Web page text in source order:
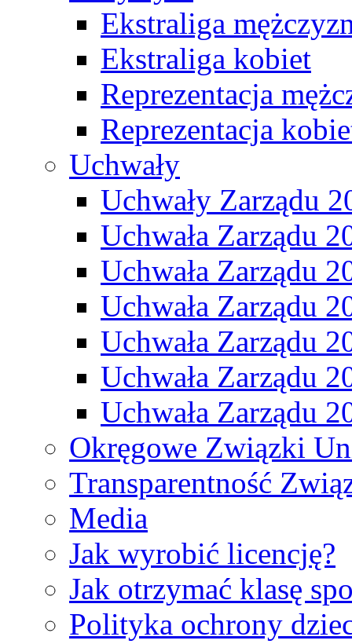
Ekstraliga
Ekstraliga kobiet
Reprezentacja
Reprezentacja
Uchwały
Uchwały Zarządu
Uchwała Zarządu
Uchwała Zarządu
Uchwała Zarządu
Uchwała Zarządu
Uchwała Zarządu
Uchwała Zarządu
Okręgowe Związki
Transparentność
Media
Jak wyrobić licencję?
Jak otrzymać klasę
Polityka ochrony